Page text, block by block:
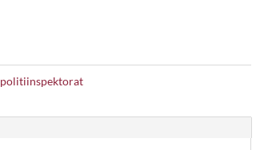
politiinspektorat